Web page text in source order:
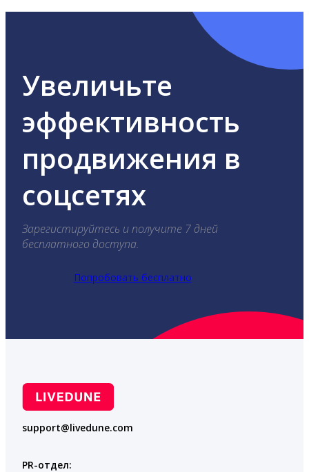
Увеличьте
эффективность
продвижения в
соцсетях
Зарегистируйтесь и получите 7 дней
бесплатного доступа.
Попробовать бесплатно
support@livedune.com
PR-отдел: